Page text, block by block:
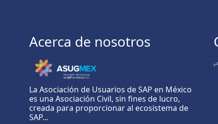
Acerca de nosotros
La Asociación de Usuarios de SAP en México
es una Asociación Civil, sin fines de lucro,
creada para proporcionar al ecosistema de
SAP...